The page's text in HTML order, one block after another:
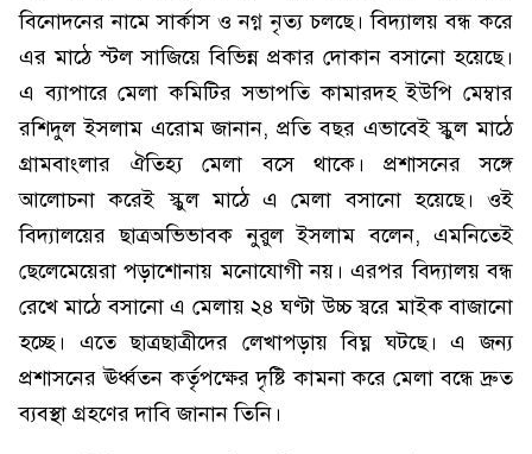
বিনোদনের নামে সার্কাস ও নগ্ন নৃত্য চলছে। বিদ্যালয় বন্ধ করে
এর মাঠে স্টল সাজিয়ে বিভিন্ন প্রকার দোকান বসানো হয়েছে।
এ ব্যাপারে মেলা কমিটির সভাপতি কামারদহ ইউপি মেম্বার
রশিদুল ইসলাম এরোম জানান, প্রতি বছর এভাবেই স্কুল মাঠে
গ্রামবাংলার ঐতিহ্য মেলা বসে থাকে। প্রশাসনের সঙ্গে
আলোচনা করেই স্কুল মাঠে এ মেলা বসানো হয়েছে। ওই
বিদ্যালয়ের ছাত্রঅভিভাবক নুরুল ইসলাম বলেন, এমনিতেই
ছেলেমেয়েরা পড়াশোনায় মনোযোগী নয়। এরপর বিদ্যালয় বন্ধ
রেখে মাঠে বসানো এ মেলায় ২৪ ঘণ্টা উচ্চ স্বরে মাইক বাজানো
হচ্ছে। এতে ছাত্রছাত্রীদের লেখাপড়ায় বিঘ্ন ঘটছে। এ জন্য
প্রশাসনের ঊর্ধ্বতন কর্তৃপক্ষের দৃষ্টি কামনা করে মেলা বন্ধে দ্রুত
ব্যবস্থা গ্রহণের দাবি জানান তিনি।